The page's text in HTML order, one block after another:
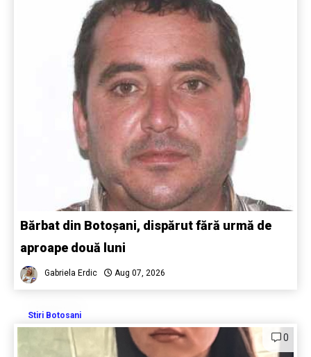
Bărbat din Botoșani, dispărut fără urmă de
aproape două luni
Gabriela Erdic Aug 07, 2026
Stiri Botosani
0